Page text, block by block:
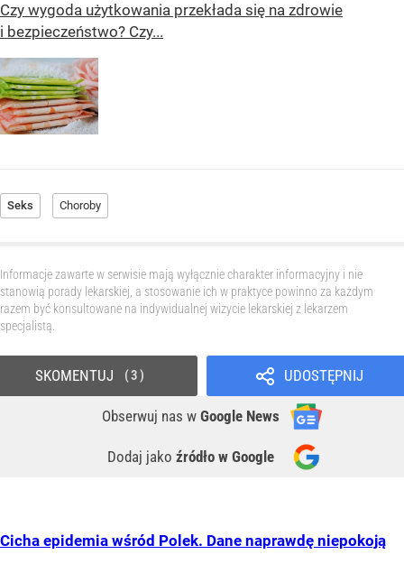
Czy wygoda użytkowania przekłada się na zdrowie
i bezpieczeństwo? Czy...
Seks Choroby
Informacje zawarte w serwisie mają wyłącznie charakter informacyjny i nie
stanowią porady lekarskiej, a stosowanie ich w praktyce powinno za każdym
razem być konsultowane na indywidualnej wizycie lekarskiej z lekarzem
specjalistą.
UDOSTĘPNIJ
Obserwuj nas w Google News
Dodaj jako źródło w Google
SKOMENTUJ 3
Cicha epidemia wśród Polek. Dane naprawdę niepokoją